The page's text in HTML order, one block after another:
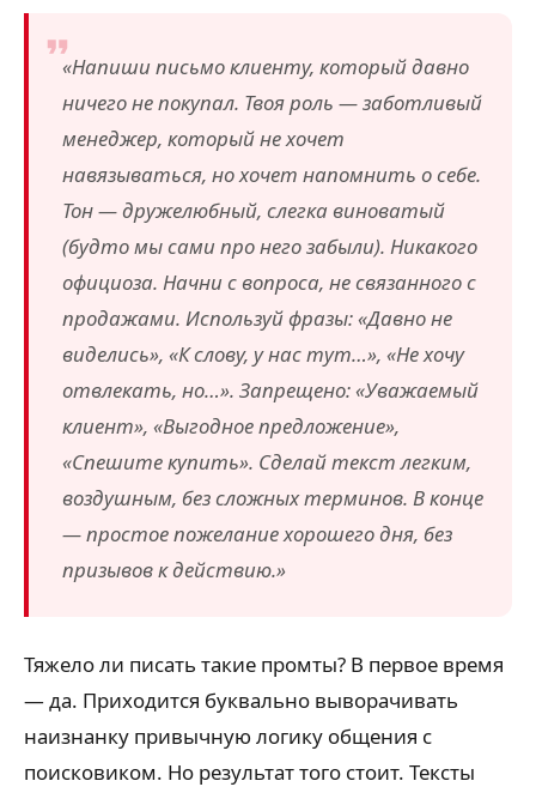
«Напиши письмо клиенту, который давно
ничего не покупал. Твоя роль — заботливый
менеджер, который не хочет
навязываться, но хочет напомнить о себе.
Тон — дружелюбный, слегка виноватый
(будто мы сами про него забыли). Никакого
официоза. Начни с вопроса, не связанного с
продажами. Используй фразы: «Давно не
виделись», «К слову, у нас тут…», «Не хочу
отвлекать, но…». Запрещено: «Уважаемый
клиент», «Выгодное предложение»,
«Спешите купить». Сделай текст легким,
воздушным, без сложных терминов. В конце
— простое пожелание хорошего дня, без
призывов к действию.»
Тяжело ли писать такие промты? В первое время
— да. Приходится буквально выворачивать
наизнанку привычную логику общения с
поисковиком. Но результат того стоит. Тексты